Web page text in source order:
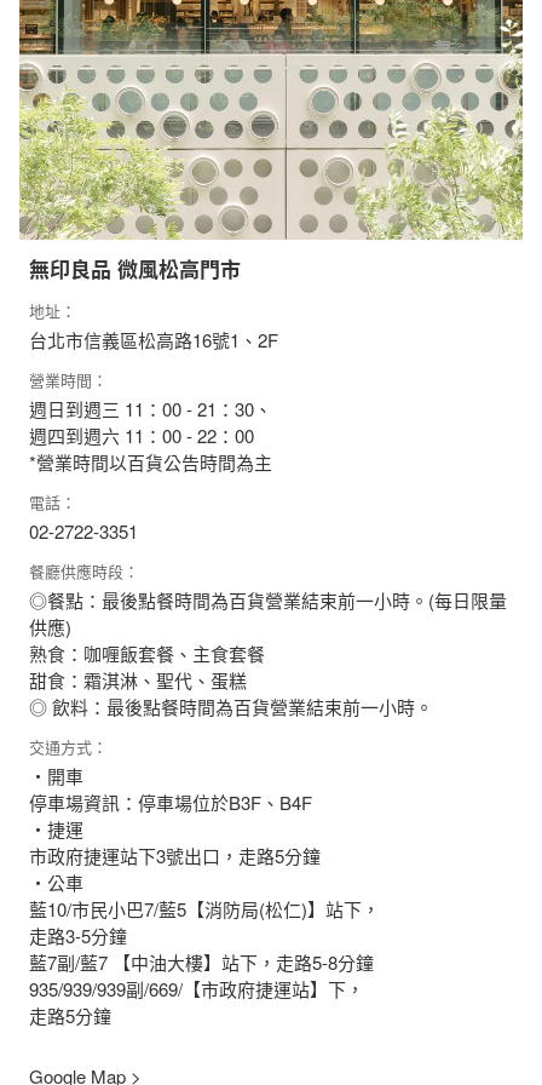
無印良品 微風松高門市
地址：
台北市信義區松高路16號1、2F
營業時間：
週日到週三 11：00 - 21：30、
週四到週六 11：00 - 22：00
*營業時間以百貨公告時間為主
電話：
02-2722-3351
餐廳供應時段：
◎餐點：最後點餐時間為百貨營業結束前一小時。(每日限量
供應)
熟食：咖喱飯套餐、主食套餐
甜食：霜淇淋、聖代、蛋糕
◎ 飲料：最後點餐時間為百貨營業結束前一小時。
交通方式：
・開車
停車場資訊：停車場位於B3F、B4F
・捷運
市政府捷運站下3號出口，走路5分鐘
・公車
藍10/市民小巴7/藍5【消防局(松仁)】站下，
走路3-5分鐘
藍7副/藍7 【中油大樓】站下，走路5-8分鐘
935/939/939副/669/【市政府捷運站】下，
走路5分鐘
Google Map >